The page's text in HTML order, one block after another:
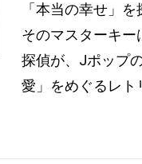
「本当の幸せ」
そのマスターキ
探偵が、Jポップ
愛」をめぐるレト